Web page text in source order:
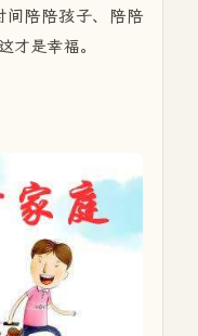
间陪陪孩子、陪陪
才是幸福。